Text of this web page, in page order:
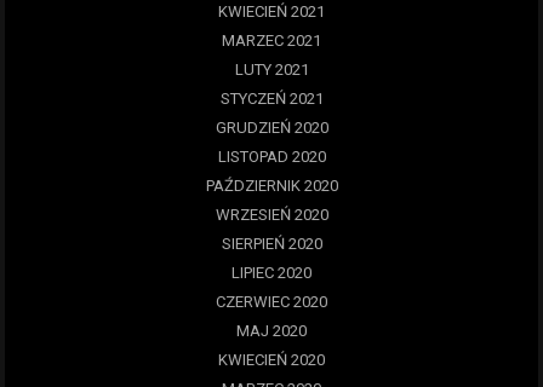
KWIECIEŃ 2021
MARZEC 2021
LUTY 2021
STYCZEŃ 2021
GRUDZIEŃ 2020
LISTOPAD 2020
PAŹDZIERNIK 2020
WRZESIEŃ 2020
SIERPIEŃ 2020
LIPIEC 2020
CZERWIEC 2020
MAJ 2020
KWIECIEŃ 2020